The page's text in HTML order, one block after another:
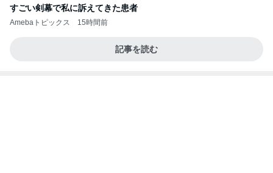
すごい剣幕で私に訴えてきた患者
Amebaトピックス 15時間前
記事を読む